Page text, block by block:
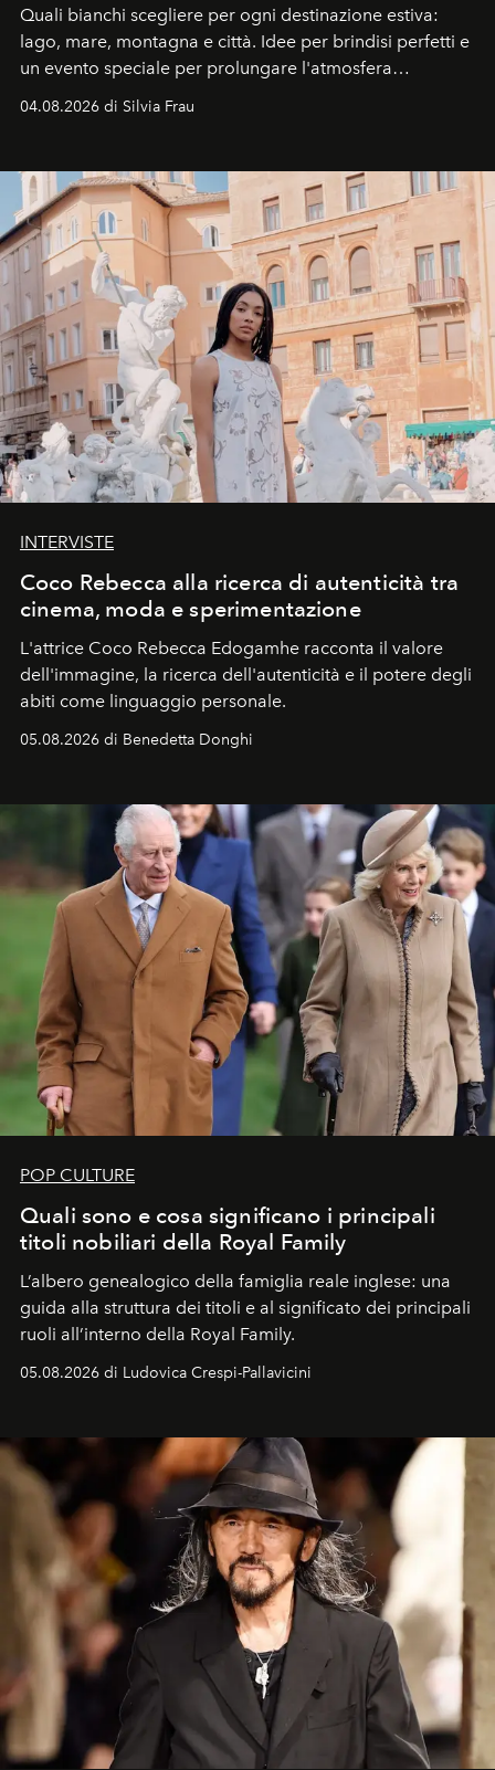
Quali bianchi scegliere per ogni destinazione estiva:
lago, mare, montagna e città. Idee per brindisi perfetti e
un evento speciale per prolungare l'atmosfera
04.08.2026 di Silvia Frau
INTERVISTE
Coco Rebecca alla ricerca di autenticità tra
cinema, moda e sperimentazione
L'attrice Coco Rebecca Edogamhe racconta il valore
dell'immagine, la ricerca dell'autenticità e il potere degli
abiti come linguaggio personale.
05.08.2026 di Benedetta Donghi
POP CULTURE
Quali sono e cosa significano i principali
titoli nobiliari della Royal Family
L’albero genealogico della famiglia reale inglese: una
guida alla struttura dei titoli e al significato dei principali
ruoli all’interno della Royal Family.
05.08.2026 di Ludovica Crespi-Pallavicini